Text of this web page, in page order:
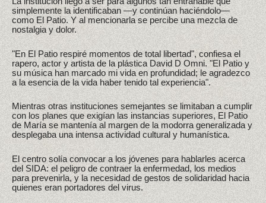
simplemente la identificaban —y continúan haciéndolo—
como El Patio. Y al mencionarla se percibe una mezcla de
nostalgia y dolor.
"En El Patio respiré momentos de total libertad", confiesa el
rapero, actor y artista de la plástica David D Omni. "El Patio y
su música han marcado mi vida en profundidad; le agradezco
a la esencia de la vida haber tenido tal experiencia".
Mientras otras instituciones semejantes se limitaban a cumplir
con los planes que exigían las instancias superiores, El Patio
de María se mantenía al margen de la modorra generalizada y
desplegaba una intensa actividad cultural y humanística.
El centro solía convocar a los jóvenes para hablarles acerca
del SIDA: el peligro de contraer la enfermedad, los medios
para prevenirla, y la necesidad de gestos de solidaridad hacia
quienes eran portadores del virus.